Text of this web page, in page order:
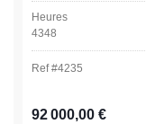
Heures
4348
Ref #4235
Prix régulier :
92 000,00 €